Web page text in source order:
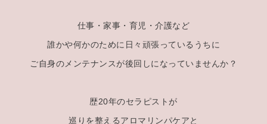
仕事・家事・育児・介護など
誰かや何かのために日々頑張っているうちに
ご自身のメンテナンスが後回しになっていませんか？
歴20年のセラピストが
巡りを整えるアロマリンパケアと